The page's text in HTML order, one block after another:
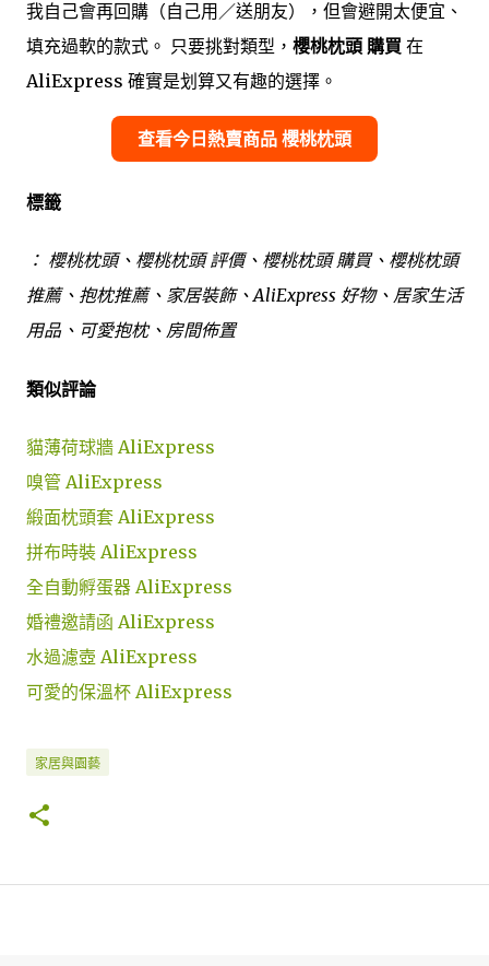
我自己會再回購（自己用／送朋友），但會避開太便宜、
填充過軟的款式。 只要挑對類型， 櫻桃枕頭 購買 在
AliExpress 確實是划算又有趣的選擇。
查看今日熱賣商品 櫻桃枕頭
標籤
： 櫻桃枕頭、櫻桃枕頭 評價、櫻桃枕頭 購買、櫻桃枕頭
推薦、抱枕推薦、家居裝飾、AliExpress 好物、居家生活
用品、可愛抱枕、房間佈置
類似評論
貓薄荷球牆 AliExpress
嗅管 AliExpress
緞面枕頭套 AliExpress
拼布時裝 AliExpress
全自動孵蛋器 AliExpress
婚禮邀請函 AliExpress
水過濾壺 AliExpress
可愛的保溫杯 AliExpress
家居與園藝